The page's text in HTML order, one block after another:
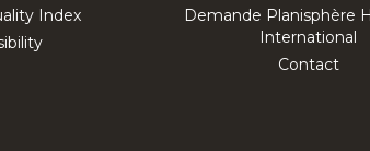
Index
Demande Planisphère
International
Contact